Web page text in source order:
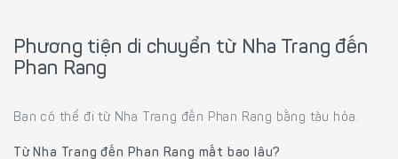
Phương tiện di chuyển từ Nha Trang đến
Phan Rang
Bạn có thể đi từ Nha Trang đến Phan Rang bằng tàu hỏa.
Từ Nha Trang đến Phan Rang mất bao lâu?